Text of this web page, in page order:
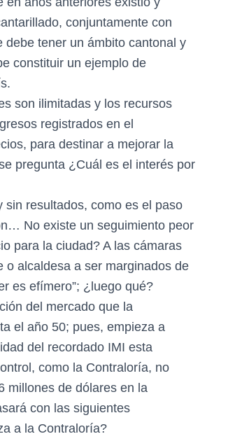
conjuntamente con
debe tener un ámbito cantonal y
constituir un ejemplo de
son ilimitadas y los recursos
registrados en el
para destinar a mejorar la
pregunta ¿Cuál es el interés por
resultados, como es el paso
No existe un seguimiento peor
para la ciudad? A las cámaras
o alcaldesa a ser marginados de
es efímero”; ¿luego qué?
del mercado que la
el año 50; pues, empieza a
del recordado IMI esta
como la Contraloría, no
millones de dólares en la
con las siguientes
a la Contraloría?